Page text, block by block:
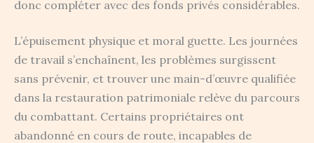
donc compléter avec des fonds privés considérables.
L’épuisement physique et moral guette. Les journées
de travail s’enchaînent, les problèmes surgissent
sans prévenir, et trouver une main-d’œuvre qualifiée
dans la restauration patrimoniale relève du parcours
du combattant. Certains propriétaires ont
abandonné en cours de route, incapables de